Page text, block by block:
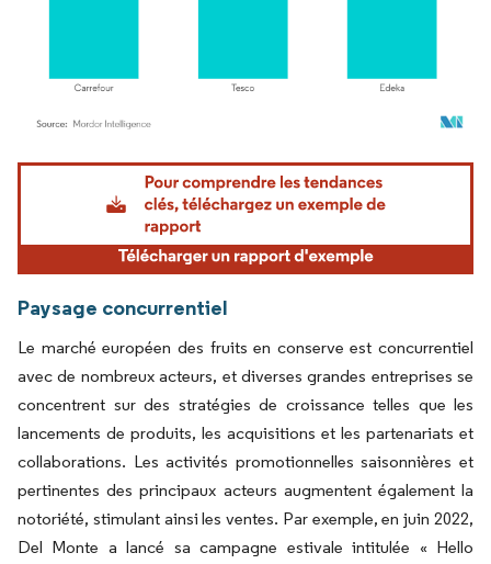
Image © Mordor Intelligence. La réutilisation nécessite une attribution sous CC BY
Paysage concurrentiel
Le marché européen des fruits en conserve est concurrentiel
avec de nombreux acteurs, et diverses grandes entreprises se
concentrent sur des stratégies de croissance telles que les
lancements de produits, les acquisitions et les partenariats et
collaborations. Les activités promotionnelles saisonnières et
pertinentes des principaux acteurs augmentent également la
notoriété, stimulant ainsi les ventes. Par exemple, en juin 2022,
Del Monte a lancé sa campagne estivale intitulée « Hello